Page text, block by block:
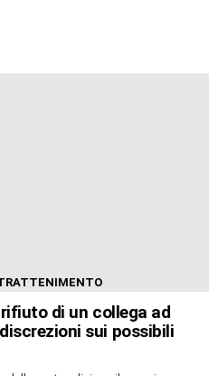
di un collega ad
sui possibili